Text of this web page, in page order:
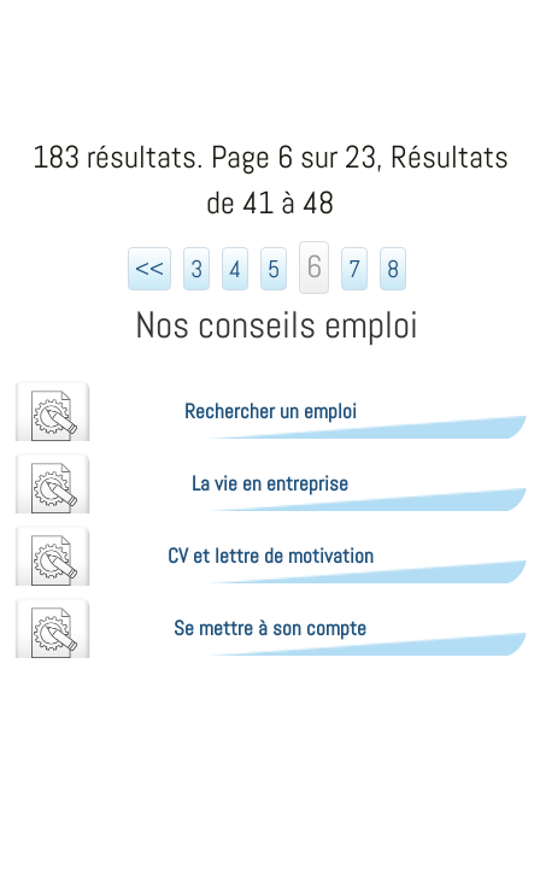
183 résultats. Page 6 sur 23, Résultats
de 41 à 48
<< 3 4 5 6 7 8
Nos conseils emploi
Rechercher un emploi
La vie en entreprise
CV et lettre de motivation
Se mettre à son compte